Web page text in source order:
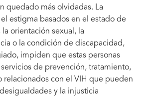
quedado más olvidadas. La
estigma basados en el estado de
orientación sexual, la
o la condición de discapacidad,
impiden que estas personas
de prevención, tratamiento,
relacionados con el VIH que pueden
y la injusticia